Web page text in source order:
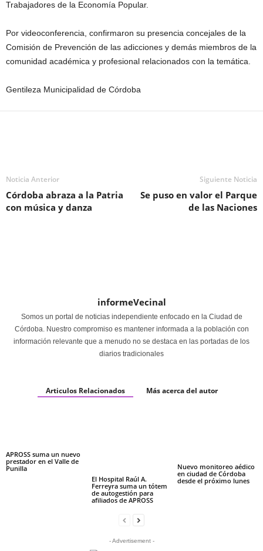
Trabajadores de la Economía Popular.
Por videoconferencia, confirmaron su presencia concejales de la
Comisión de Prevención de las adicciones y demás miembros de la
comunidad académica y profesional relacionados con la temática.
Gentileza Municipalidad de Córdoba
Noticia Anterior
Córdoba abraza a la Patria
con música y danza
Siguiente Noticia
Se puso en valor el Parque
de las Naciones
informeVecinal
Somos un portal de noticias independiente enfocado en la Ciudad de
Córdoba. Nuestro compromiso es mantener informada a la población con
información relevante que a menudo no se destaca en las portadas de los
diarios tradicionales
Articulos Relacionados Más acerca del autor
APROSS suma un nuevo
prestador en el Valle de
Punilla
El Hospital Raúl A.
Ferreyra suma un tótem
de autogestión para
afiliados de APROSS
Nuevo monitoreo aédico
en ciudad de Córdoba
desde el próximo lunes
- Advertisement -